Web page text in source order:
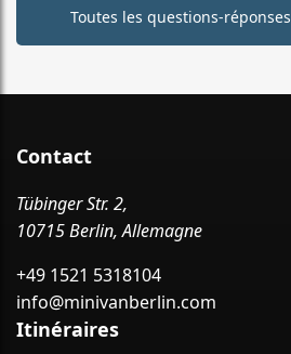
Toutes les questions-réponses
Contact
Tübinger Str. 2,
10715 Berlin, Allemagne
+49 1521 5318104
info@minivanberlin.com
Itinéraires